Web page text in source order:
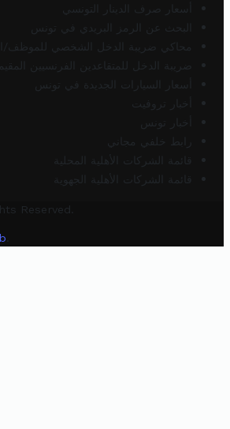
أسعار صرف الدينار التونسي
البحث عن الرمز البريدي في تونس
محاكي ضريبة الدخل الشخصي للموظف/
ضريبة الدخل للمتقاعدين الفرنسيين
أسعار السيارات الجديدة في تونس
أخبار تروفيت
أخبار تونس
رابط خلفي مجاني
قائمة الشركات الأهلية المحلية
قائمة الشركات الأهلية الجهوية
Reserved.